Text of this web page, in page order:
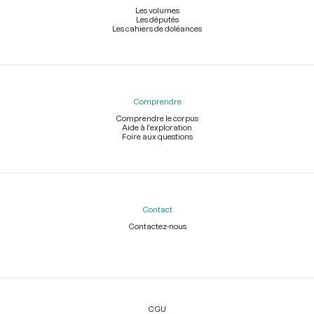
Les volumes
Les députés
Les cahiers de doléances
Comprendre
Comprendre le corpus
Aide à l'exploration
Foire aux questions
Contact
Contactez-nous
Légal
CGU